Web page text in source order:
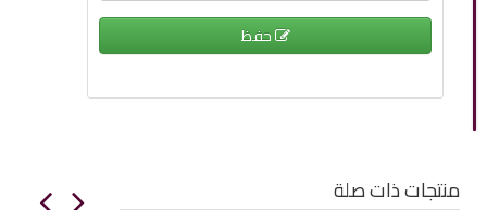
حفظ
منتجات ذات صلة